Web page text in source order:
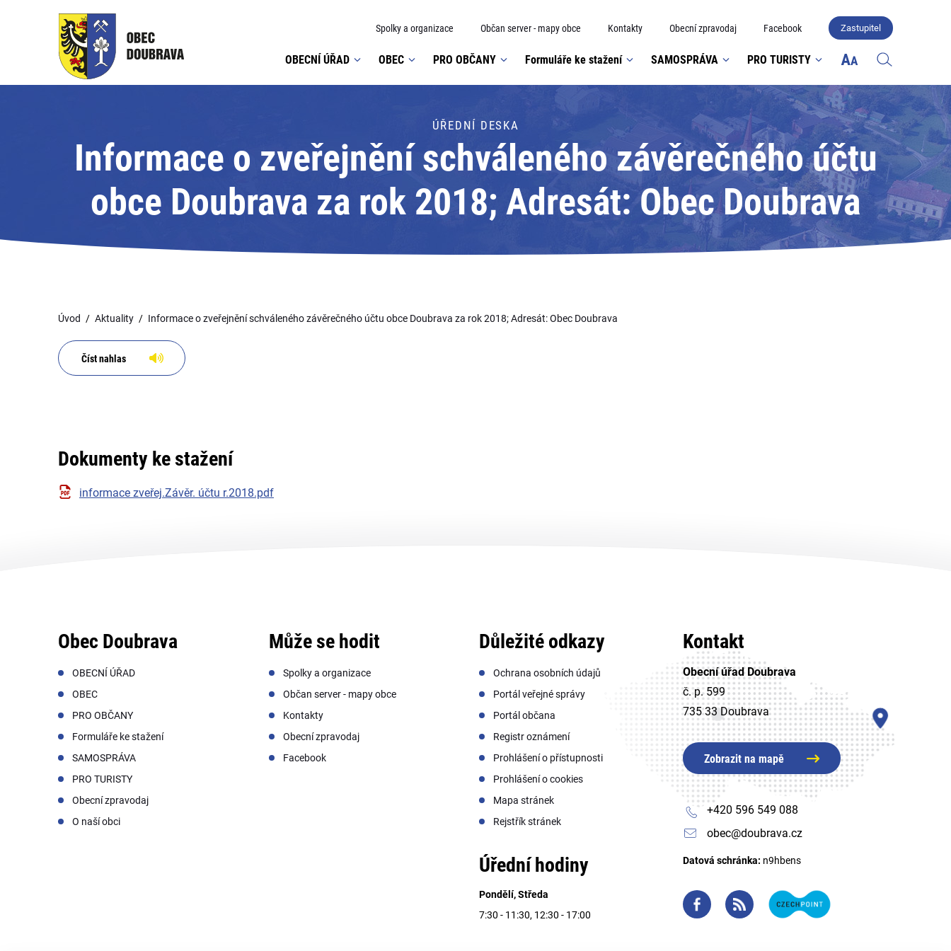
Spolky a organizace Občan server - mapy obce Kontakty Obecní zpravodaj Facebook Zastupitel
OBECNÍ ÚŘAD OBEC PRO OBČANY Formuláře ke stažení SAMOSPRÁVA PRO TURISTY
ÚŘEDNÍ DESKA
Informace o zveřejnění schváleného závěrečného účtu
obce Doubrava za rok 2018; Adresát: Obec Doubrava
Úvod Aktuality Informace o zveřejnění schváleného závěrečného účtu obce Doubrava za rok 2018; Adresát: Obec Doubrava
Číst nahlas
Dokumenty ke stažení
informace zveřej.Závěr. účtu r.2018.pdf
Obec Doubrava
OBECNÍ ÚŘAD
OBEC
PRO OBČANY
Formuláře ke stažení
SAMOSPRÁVA
PRO TURISTY
Obecní zpravodaj
O naší obci
Může se hodit
Spolky a organizace
Občan server - mapy obce
Kontakty
Obecní zpravodaj
Facebook
Důležité odkazy
Ochrana osobních údajů
Portál veřejné správy
Portál občana
Registr oznámení
Prohlášení o přístupnosti
Prohlášení o cookies
Mapa stránek
Rejstřík stránek
Úřední hodiny
Pondělí, Středa
7:30 - 11:30, 12:30 - 17:00
Kontakt
Obecní úřad Doubrava
č. p. 599
735 33 Doubrava
Zobrazit na mapě
+420 596 549 088
obec@doubrava.cz
Datová schránka: n9hbens